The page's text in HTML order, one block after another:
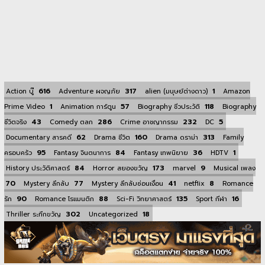
Action บู๊ 616 Adventure ผจญภัย 317 alien (มนุษย์ต่างดาว) 1
Amazon
Prime Video 1 Animation การ์ตูน 57 Biography ชีวประวัติ 118
Biography
ชีวิตจริง 43 Comedy ตลก 286 Crime อาชญากรรม 232 DC 5
Documentary สารคดี 62 Drama ชีวิต 160 Drama ดราม่า 313
Family
ครอบครัว 95 Fantasy จินตนาการ 84 Fantasy เทพนิยาย 36 HDTV 1
History ประวัติศาสตร์ 84 Horror สยองขวัญ 173 marvel 9 Musical เพลง
70 Mystery ลึกลับ 77 Mystery ลึกลับซ่อนเงื่อน 41 netflix 8
Romance
รัก 90 Romance โรแมนติก 88 Sci-Fi วิทยาศาสตร์ 135 Sport กีฬา 16
Thriller ระทึกขวัญ 302 Uncategorized 18